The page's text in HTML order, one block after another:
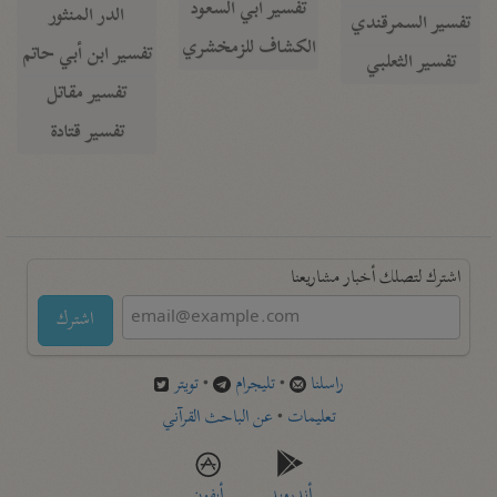
تفسير السمرقندي
تفسير الثعلبي
تفسير أبي السعود
الكشاف للزمخشري
الدر المنثور
تفسير ابن أبي حاتم
تفسير مقاتل
تفسير قتادة
اشترك لتصلك أخبار مشاريعنا
اشترك
راسلنا •تليجرام •تويتر
تعليمات •عن الباحث القرآني